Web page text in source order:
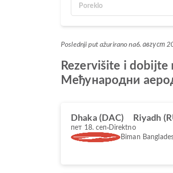
Poslednji put ažurirano na6. август
Rezervišite i
Међународни
Dhaka (DAC) Riyadh
пет 18. сеп Direktno
Biman